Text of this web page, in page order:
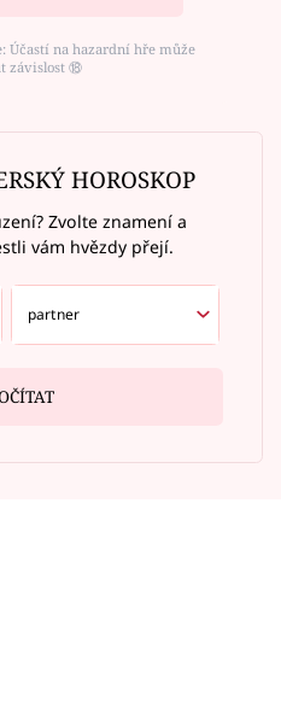
na hazardní hře může
závislost ⑱
HOROSKOP
Zvolte znamení a
vám hvězdy přejí.